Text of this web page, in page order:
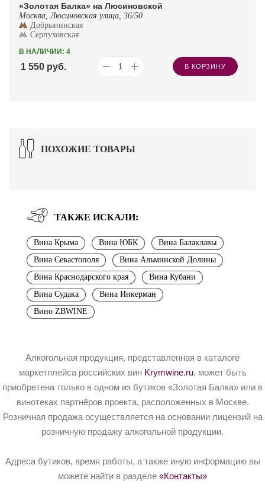
«Золотая Балка» на Люсиновской
Москва, Люсиновская улица, 36/50
Добрынинская
Серпуховская
В НАЛИЧИИ: 4
1 550 руб. В КОРЗИНУ
ПОХОЖИЕ ТОВАРЫ
ТАКЖЕ ИСКАЛИ:
Вина Крыма Вина ЮБК
Вина Балаклавы
Вина Севастополя
Вина Альминской Долины
Вина Краснодарского края
Вина Кубани
Вина Судака
Вина Инкерман
Вино ZBWINE
Алкогольная продукция, представленная в каталоге
маркетплейса российских вин Krymwine.ru, может быть
приобретена только в одном из бутиков «Золотая Балка» или в
винотеках партнёров проекта, расположенных в Москве.
Розничная продажа осуществляется на основании лицензий на
розничную продажу алкогольной продукции.
Адреса бутиков, время работы, а также иную информацию вы
можете найти в разделе «Контакты»